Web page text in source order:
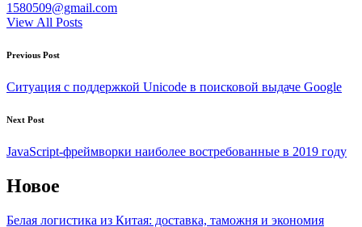
1580509@gmail.com
View All Posts
Post
navigation
Previous Post
Ситуация с поддержкой Unicode в поисковой выдаче Google
Next Post
JavaScript-фреймворки наиболее востребованные в 2019 году
Новое
Белая логистика из Китая: доставка, таможня и экономия